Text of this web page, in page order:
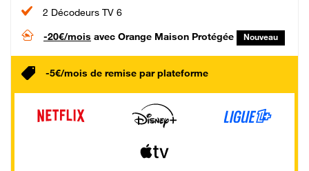
2 Décodeurs TV 6
-20€/mois avec Orange Maison Protégée Nouveau
-5€/mois de remise par plateforme